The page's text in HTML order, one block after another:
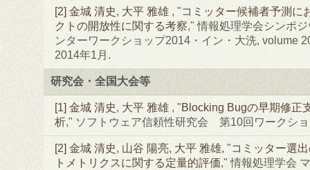
[2] 金城 清史, 大平 雅雄 , "コミッター候補者予測に
クトの開放性に関する考察," 情報処理学会シンポ
ンターワークショップ2014・イン・大洗, volume
2014年1月.
研究会・全国大会等
[1] 金城 清史, 大平 雅雄 , "Blocking Bugの早期修正
析," ソフトウェア信頼性研究会 第10回ワークシ
[2] 金城 清史, 山谷 陽亮, 大平 雅雄, "コミッター選
トメトリクスに関する定量的評価," 情報処理学会